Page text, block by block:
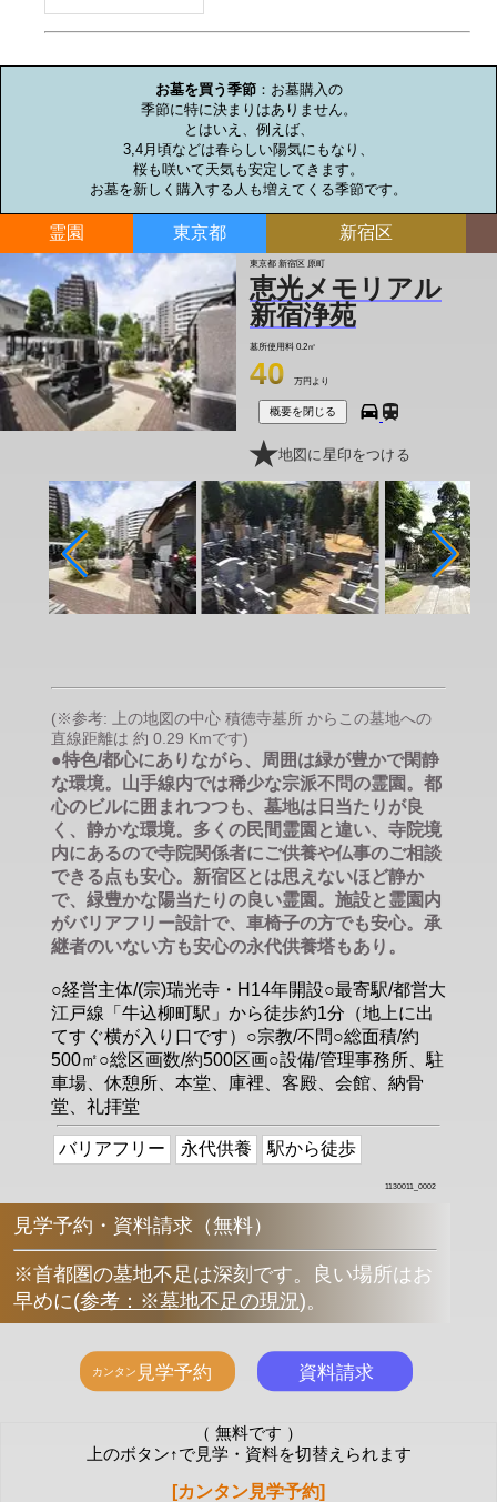
お墓を買う季節：お墓購入の
季節に特に決まりはありません。
とはいえ、例えば、
3,4月頃などは春らしい陽気にもなり、
桜も咲いて天気も安定してきます。
お墓を新しく購入する人も増えてくる季節です。
霊園 東京都 新宿区
東京都 新宿区 原町
恵光メモリアル
新宿浄苑
墓所使用料 0.2㎡
40 万円より
概要を閉じる
地図に星印をつける
(※参考: 上の地図の中心 積徳寺墓所 からこの墓地への
直線距離は 約 0.29 Kmです)
●特色/都心にありながら、周囲は緑が豊かで閑静
な環境。山手線内では稀少な宗派不問の霊園。都
心のビルに囲まれつつも、墓地は日当たりが良
く、静かな環境。多くの民間霊園と違い、寺院境
内にあるので寺院関係者にご供養や仏事のご相談
できる点も安心。新宿区とは思えないほど静か
で、緑豊かな陽当たりの良い霊園。施設と霊園内
がバリアフリー設計で、車椅子の方でも安心。承
継者のいない方も安心の永代供養塔もあり。
○経営主体/(宗)瑞光寺・H14年開設○最寄駅/都営大
江戸線「牛込柳町駅」から徒歩約1分（地上に出
てすぐ横が入り口です）○宗教/不問○総面積/約
500㎡○総区画数/約500区画○設備/管理事務所、駐
車場、休憩所、本堂、庫裡、客殿、会館、納骨
堂、礼拝堂
バリアフリー 永代供養 駅から徒歩
1130011_0002
見学予約・資料請求（無料）
※首都圏の墓地不足は深刻です。良い場所はお
早めに(参考：※墓地不足の現況)。
（ 無料です ）
上のボタン↑で見学・資料を切替えられます
[カンタン見学予約]